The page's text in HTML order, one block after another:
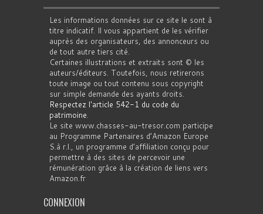
Les informations données sur ce site le sont à
titre indicatif. Il vous appartient de les vérifier
auprès des organisateurs, des annonceurs ou
de tout autre tiers cité.
Certaines illustrations et extraits sont © les
auteurs/éditeurs. Toutefois, nous retirerons
toute image ou tout contenu sous copyright
sur simple demande des ayants droits.
Respectez l'article 542-1 du code du
patrimoine.
Le site www.chasses-au-tresor.com participe
au Programme Partenaires d’Amazon Europe
S.à r.l., un programme d’affiliation conçu pour
permettre à des sites de percevoir une
rémunération grâce à la création de liens vers
Amazon.fr
CONNEXION